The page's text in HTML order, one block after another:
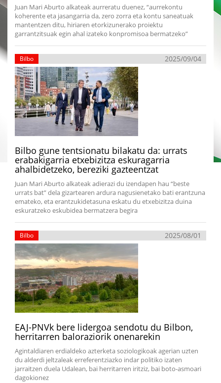
Juan Mari Aburto alkateak aurreratu duenez, “aurrekontu
koherente eta jasangarria da, zero zorra eta kontu saneatuak
mantentzen ditu, hiriaren etorkizunerako proiektu
garrantzitsuak egin ahal izateko konpromisoa bermatzeko”
Bilbo 2025/09/04
Bilbo gune tentsionatu bilakatu da: urrats
erabakigarria etxebizitza eskuragarria
ahalbidetzeko, bereziki gazteentzat
Juan Mari Aburto alkateak adierazi du izendapen hau “beste
urrats bat” dela gizartearen ardura nagusienetako bati erantzuna
emateko, eta erantzukidetasuna eskatu du etxebizitza duina
eskuratzeko eskubidea bermatzera begira
Bilbo 2025/08/01
EAJ-PNVk bere lidergoa sendotu du Bilbon,
herritarren baloraziorik onenarekin
Agintaldiaren erdialdeko azterketa soziologikoak agerian uzten
du alderdi jeltzaleak erreferentziazko indar politiko izaten
jarraitzen duela Udalean, bai herritarren iritziz, bai boto-asmoari
dagokionez